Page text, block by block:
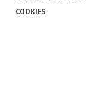
COOKIES